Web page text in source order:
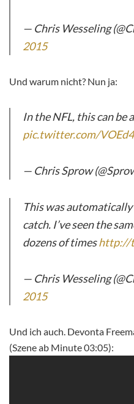
— Chris Wesseling
2015
Und warum nicht? Nun ja:
In the NFL, this can be
pic.twitter.com/
— Chris Sprow
This was
catch. I’ve seen the
dozens of timeshttp://
— Chris Wesseling
2015
Und ich auch. Devonta
(Szene ab Minute 03:05):